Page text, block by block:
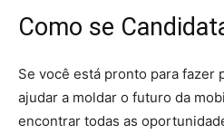
Como se
Se você está pronto para fazer
ajudar a moldar o futuro da
encontrar todas as